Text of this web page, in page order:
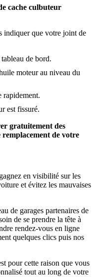
cache culbuteur
indiquer que votre joint de
de bord.
moteur au niveau du
rapidement.
est fissuré.
gratuitement des
de votre
en visibilité sur les
et évitez les mauvaises
de garages partenaires de
de se prendre la tête à
rendez-vous en ligne
quelques clics puis nos
pour cette raison que vous
tout au long de votre